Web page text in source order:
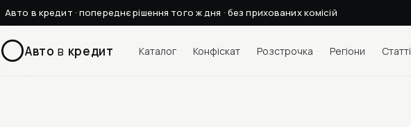
Авто в кредит · попереднє рішення того ж дня · без прихованих комісій
Авто в кредит Каталог Конфіскат Розстрочка Регіони Статті